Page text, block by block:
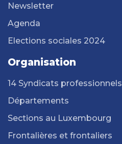
Newsletter
Agenda
Elections sociales 2024
Organisation
14 Syndicats professionnels
Départements
Sections au Luxembourg
Frontalières et frontaliers